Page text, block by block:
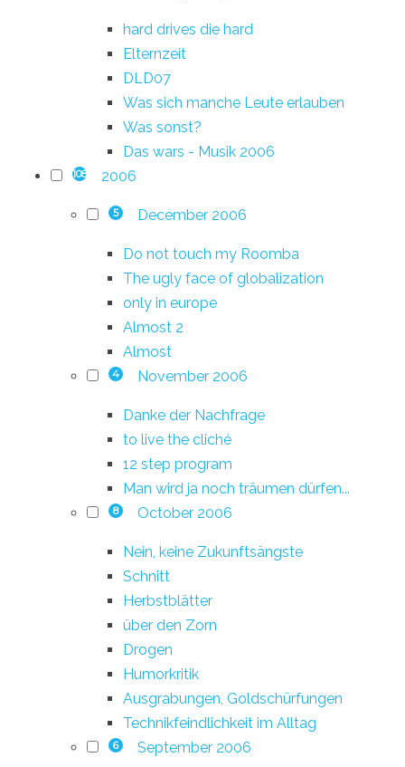
hard drives die hard
Elternzeit
DLD07
Was sich manche Leute erlauben
Was sonst?
Das wars - Musik 2006
108 2006
5 December 2006
Do not touch my Roomba
The ugly face of globalization
only in europe
Almost 2
Almost
4 November 2006
Danke der Nachfrage
to live the cliché
12 step program
Man wird ja noch träumen dürfen...
8 October 2006
Nein, keine Zukunftsängste
Schnitt
Herbstblätter
über den Zorn
Drogen
Humorkritik
Ausgrabungen, Goldschürfungen
Technikfeindlichkeit im Alltag
6 September 2006